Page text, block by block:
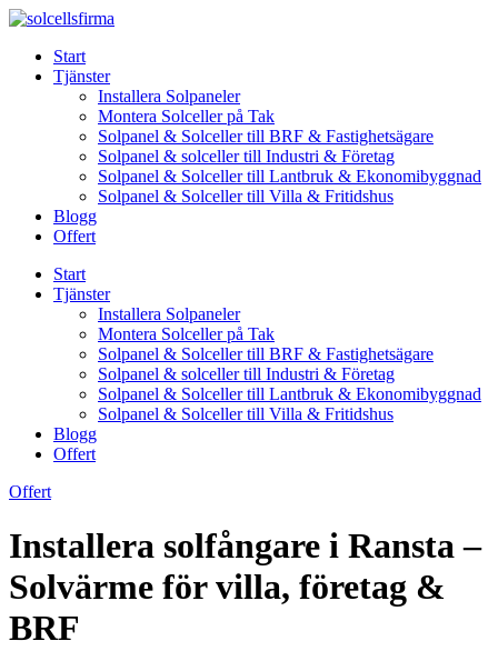
Skip
contentStart
Tjänster
Installera Solpaneler
Montera Solceller på Tak
Solpanel & Solceller till BRF & Fastighetsägare
Solpanel & solceller till Industri & Företag
Solpanel & Solceller till Lantbruk & Ekonomibyggnad
Solpanel & Solceller till Villa & Fritidshus
Blogg
Offert
Start
Tjänster
Installera Solpaneler
Montera Solceller på Tak
Solpanel & Solceller till BRF & Fastighetsägare
Solpanel & solceller till Industri & Företag
Solpanel & Solceller till Lantbruk & Ekonomibyggnad
Solpanel & Solceller till Villa & Fritidshus
Blogg
Offert
Offert
Installera solfångare i Ransta –
Solvärme för villa, företag &
BRF